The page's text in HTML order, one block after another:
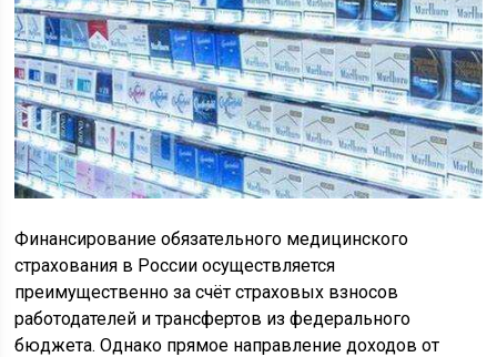
Финансирование обязательного медицинского
страхования в России осуществляется
преимущественно за счёт страховых взносов
работодателей и трансфертов из федерального
бюджета. Однако прямое направление доходов от